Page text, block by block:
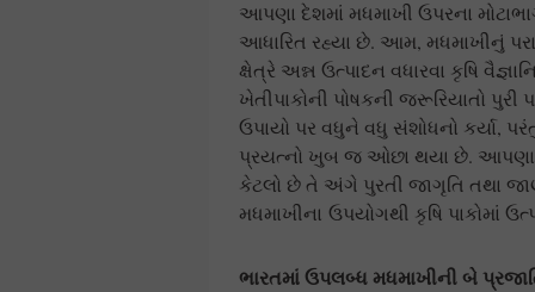
આપણા દેશમાં મધમાખી ઉપરના
આધારિત રહ્યા છે. આમ, મધમાખીનું
ક્ષેત્રે અન્ન ઉત્પાદન વધારવા કૃષિ
ખેતીપાકોની પોષકની જરૂરિયાતો
ઉપાયો પર વધુને વધુ સંશોધનો કર્યા,
પ્રયત્નો ખુબ જ ઓછા થયા છે. આપણા
કેટલો છે તે અંગે પુરતી જાગૃતિ તથા
મધમાખીના ઉપયોગથી કૃષિ પાકોમાં
ભારતમાં ઉપલબ્ધ મધમાખીની બે